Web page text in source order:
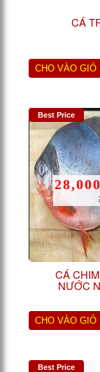
CÁ
CHO VÀO GIỎ
Best Price
CÁ
NƯỚC
CHO VÀO GIỎ
Best Price